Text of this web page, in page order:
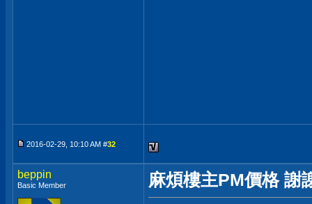
2016-02-29, 10:10 AM #32
beppin
Basic Member 麻煩樓主PM價格 謝